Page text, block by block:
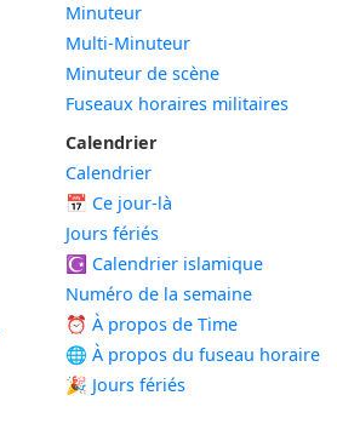
Minuteur
Multi-Minuteur
Minuteur de scène
Fuseaux horaires militaires
Calendrier
Calendrier
📅 Ce jour-là
Jours fériés
☪️ Calendrier islamique
Numéro de la semaine
⏰ À propos de Time
🌐 À propos du fuseau horaire
🎉 Jours fériés